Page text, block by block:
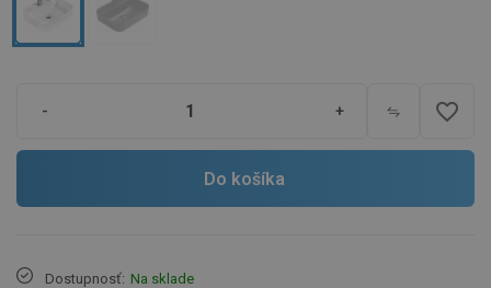
- + favorite_border
Do košíka
Dostupnosť: Na sklade